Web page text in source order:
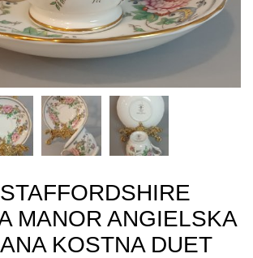
MANOR ANGIELSKA
KOSTNA DUET